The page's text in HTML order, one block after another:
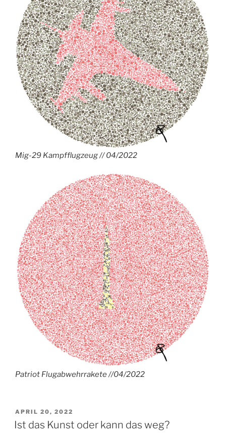
Mig-29 Kampfflugzeug // 04/2022
Patriot Flugabwehrrakete //04/2022
VERÖFFENTLICHT
AM
APRIL 20, 2022
Ist das Kunst oder kann das weg?